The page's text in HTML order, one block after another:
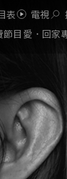
表 電視
節目 愛．回家